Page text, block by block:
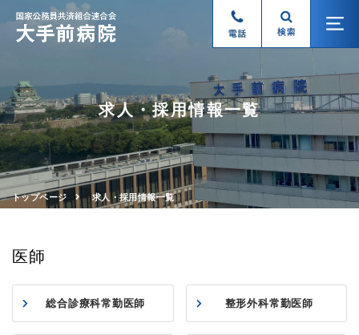
求人・採用情報一覧
トップページ 求人・採用情報一覧
医師
総合診療科常勤医師 整形外科常勤医師